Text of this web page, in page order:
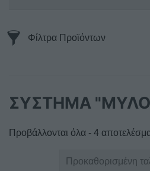
Φίλτρα Προϊόντων
ΣΥΣΤΗΜΑ
Προβάλλονται όλα - 4